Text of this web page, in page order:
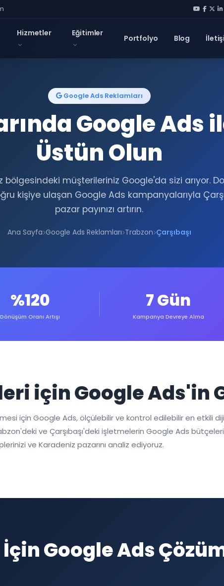
Hizmetler Eğitimler
Portfolyo Blog
Google Ads Reklamları
Google Ads
Üstün Olun
bölgesindeki müşterileriniz Google'da sizi arıyor.
kişiye ulaşan Google Ads kampanyalarıyla
pazar payınızı artırın.
Ana Sayfa Google Ads Reklamları Trabzon Çarşıbaşı
%120
Dönüşüm Oranı Artışı
7 Gün
Kampanya Devreye Alma
için Google Ads'in
için Google Ads, ölçülebilir ve kontrol edilebilir en etkili
ve Çarşıbaşı'deki işletmelerin Google Ads
ve Karadeniz pazarını analiz ediyoruz.
İçin Google Ads